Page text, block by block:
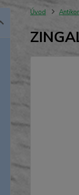
Úvod